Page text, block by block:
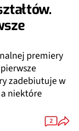
premiery
zadebiutuje w
niektóre
2